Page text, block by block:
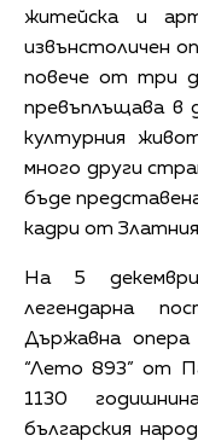
житейска и
извънстоличен
повече от три
превъплъщава в
културния
много други
бъде
кадри от
На 5
легендарна
Държавна
“Лето 893” от
1130
българския